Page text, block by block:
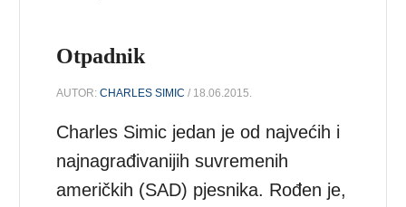
Otpadnik
AUTOR:CHARLES SIMIC / 18.06.2015.
Charles Simic jedan je od najvećih i
najnagrađivanijih suvremenih
američkih (SAD) pjesnika. Rođen je,